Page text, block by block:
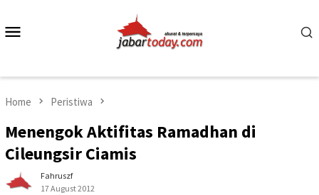
content
Home Peristiwa
Menengok Aktifitas Ramadhan di
Cileungsir Ciamis
Fahruszf
17 August 2012